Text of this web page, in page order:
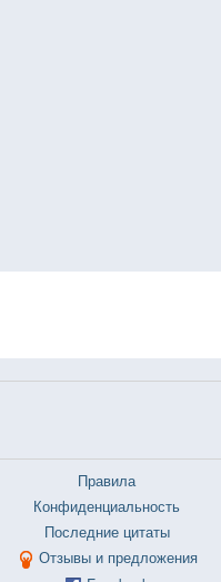
Правила
Конфиденциальность
Последние цитаты
Отзывы и предложения